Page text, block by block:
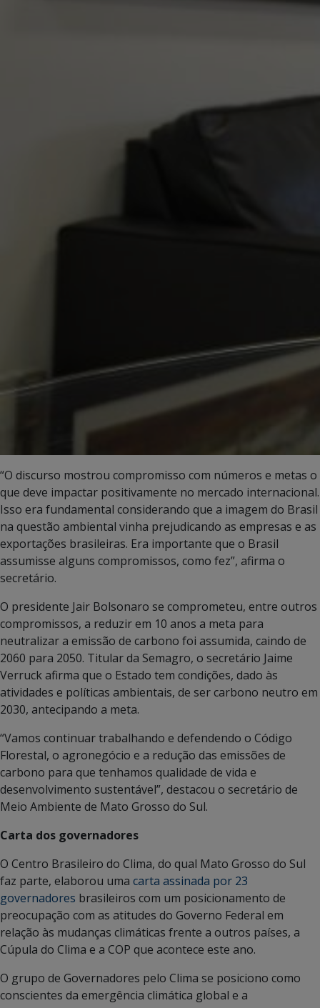
“O discurso mostrou compromisso com números e metas o
que deve impactar positivamente no mercado internacional.
Isso era fundamental considerando que a imagem do Brasil
na questão ambiental vinha prejudicando as empresas e as
exportações brasileiras. Era importante que o Brasil
assumisse alguns compromissos, como fez”, afirma o
secretário.
O presidente Jair Bolsonaro se comprometeu, entre outros
compromissos, a reduzir em 10 anos a meta para
neutralizar a emissão de carbono foi assumida, caindo de
2060 para 2050. Titular da Semagro, o secretário Jaime
Verruck afirma que o Estado tem condições, dado às
atividades e políticas ambientais, de ser carbono neutro em
2030, antecipando a meta.
“Vamos continuar trabalhando e defendendo o Código
Florestal, o agronegócio e a redução das emissões de
carbono para que tenhamos qualidade de vida e
desenvolvimento sustentável”, destacou o secretário de
Meio Ambiente de Mato Grosso do Sul.
Carta dos governadores
O Centro Brasileiro do Clima, do qual Mato Grosso do Sul
faz parte, elaborou uma carta assinada por 23
governadores brasileiros com um posicionamento de
preocupação com as atitudes do Governo Federal em
relação às mudanças climáticas frente a outros países, a
Cúpula do Clima e a COP que acontece este ano.
O grupo de Governadores pelo Clima se posiciono como
conscientes da emergência climática global e a